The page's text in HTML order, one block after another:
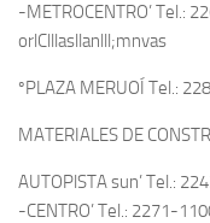
-METROCENTRO’ Tel.:
orlClllasllanlll;mnvas
ºPLAZA MERUOÍ Tel.:
MATERIALES DE
AUTOPlSTA sun’ Tel.:
-CENTRO’ Tel.: 2271-